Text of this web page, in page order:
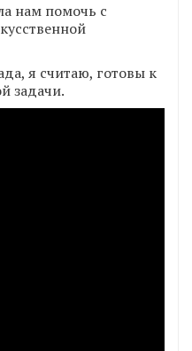
нам помочь с
я считаю, готовы к
задачи.